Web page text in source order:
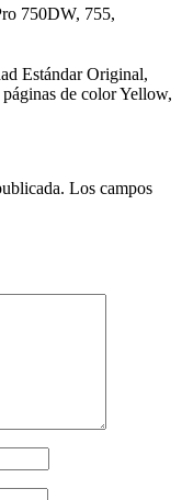
750DW, 755,
Estándar Original,
de color Yellow,
Los campos